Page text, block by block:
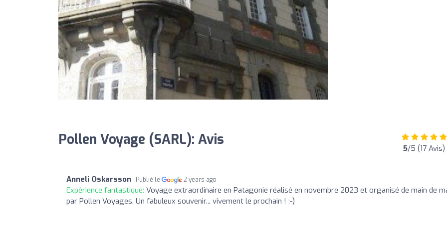
Pollen Voyage (SARL): Avis 5/5 (17 Avis)
Anneli Oskarsson Publié le 2 years ago
Expérience fantastique: Voyage extraordinaire en Patagonie réalisé en novembre 2023 et organisé de main de
par Pollen Voyages. Un fabuleux souvenir... vivement le prochain ! :-)